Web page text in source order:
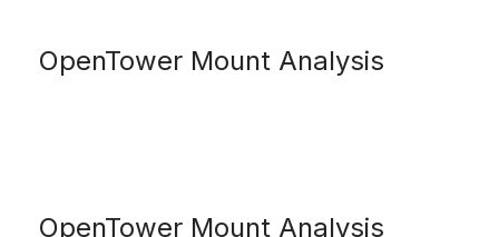
OpenTower Mount Analysis
OpenTower Mount Analysis